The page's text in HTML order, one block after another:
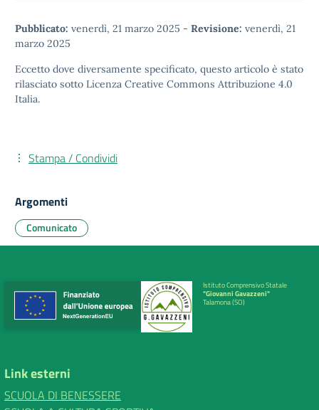
Pubblicato: venerdì, 21 marzo 2025 - Revisione: venerdì, 21
marzo 2025
Eccetto dove diversamente specificato, questo articolo è stato
rilasciato sotto Licenza Creative Commons Attribuzione 4.0
Italia.
Stampa / Condividi
Argomenti
Comunicato
Istituto Comprensivo Statale
"Giovanni Gavazzeni"
Talamona (SO)
Link esterni
SCUOLA DI BENESSERE